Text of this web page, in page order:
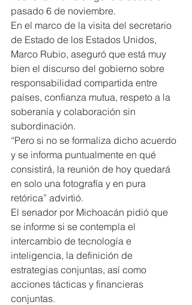
pasado 6 de noviembre.
En el marco de la visita del secretario
de Estado de los Estados Unidos,
Marco Rubio, aseguró que está muy
bien el discurso del gobierno sobre
responsabilidad compartida entre
países, confianza mutua, respeto a la
soberanía y colaboración sin
subordinación.
“Pero si no se formaliza dicho acuerdo
y se informa puntualmente en qué
consistirá, la reunión de hoy quedará
en solo una fotografía y en pura
retórica” advirtió.
El senador por Michoacán pidió que
se informe si se contempla el
intercambio de tecnología e
inteligencia, la definición de
estrategias conjuntas, así como
acciones tácticas y financieras
conjuntas.